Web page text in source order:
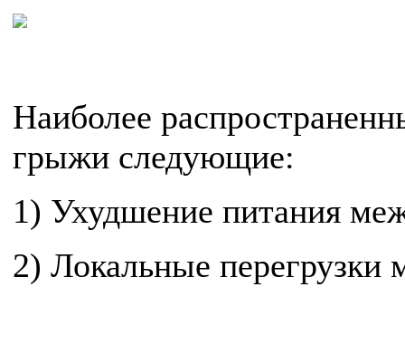
Наиболее
грыжи следующие:
1) Ухудшение питания
2) Локальные перегрузки